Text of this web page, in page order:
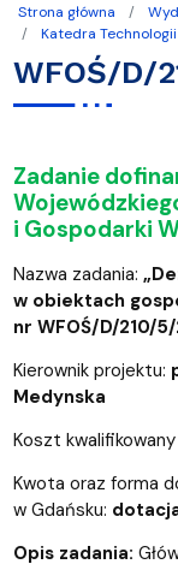
Strona główna
Katedra
WFOŚ/D/
Zadanie
i Gospodarki
Nazwa zadania:
w obiektach
nr WFOŚ/D/210/
Kierownik projektu:
Medynska
Koszt
Kwota oraz forma
w Gdańsku:
Opis zadania: